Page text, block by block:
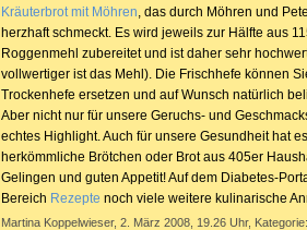
Kräuterbrot mit Möhren, das durch Möhren und
herzhaft schmeckt. Es wird jeweils zur Hälfte aus
Roggenmehl zubereitet und ist daher sehr
vollwertiger ist das Mehl). Die Frischhefe können
Trockenhefe ersetzen und auf Wunsch natürlich
Aber nicht nur für unsere Geruchs- und
echtes Highlight. Auch für unsere Gesundheit hat
herkömmliche Brötchen oder Brot aus 405er
Gelingen und guten Appetit! Auf dem Diabetes-
Bereich Rezepte noch viele weitere kulinarische
Martina Koppelwieser, 2. März 2008, 19.26 Uhr, Kategorie: